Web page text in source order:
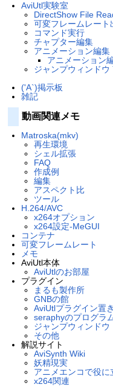
AviUtl実験室
DirectShow File
可変フレームレート
コマンド実行
チャプター編集
アニメーション編集
アニメーション
ジャンプウィンド
('A`)掲示板
雑記
動画関連メモ
Matroska(mkv)
再生環境
シェル拡張
FAQ
作成例
編集
アスペクト比
ツール
H.264/AVC
x264オプション
x264設定-MeGUI
コンテナ
可変フレームレート
メモ
AviUtl本体
AviUtlのお部屋
プラグイン
まるも製作所
GNBの館
AviUtlプラグイン置
seraphyのプログラ
ジャンプウィンドウ
その他
解説サイト
AviSynth Wiki
妖精現実
アニメエンコで役
x264関連